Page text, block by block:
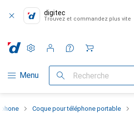
digitec
Trouvez et commandez plus vite
Navigation par catégorie
Menu Recherche
Paramètres
Compte client
Listes de comparaison
Listes d'envies
Panier
Coque pour téléphone portable